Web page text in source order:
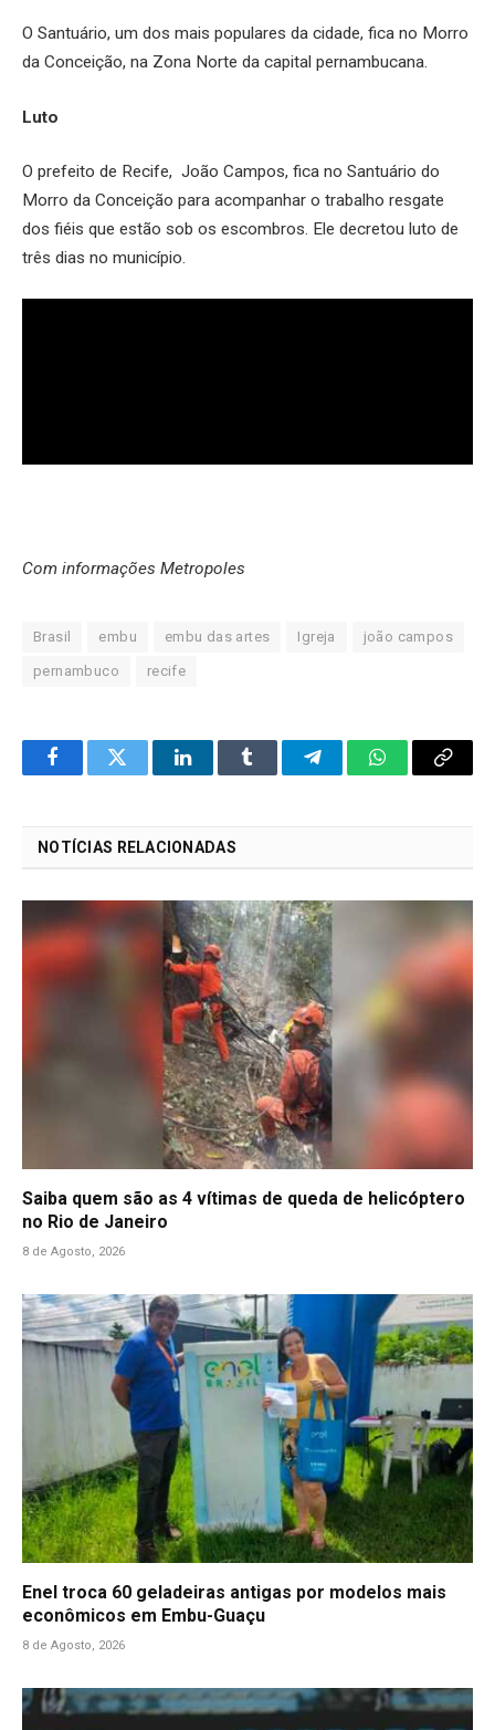
O Santuário, um dos mais populares da cidade, fica no Morro
da Conceição, na Zona Norte da capital pernambucana.
Luto
O prefeito de Recife, João Campos, fica no Santuário do
Morro da Conceição para acompanhar o trabalho resgate
dos fiéis que estão sob os escombros. Ele decretou luto de
três dias no município.
Com informações Metropoles
Brasil embu embu das artes Igreja joão campos
pernambuco recife
FacebookTwitter LinkedInTumblr TelegramWhatsApp
Copy
NOTÍCIAS RELACIONADAS
Saiba quem são as 4 vítimas de queda de helicóptero
no Rio de Janeiro
8 de Agosto, 2026
Enel troca 60 geladeiras antigas por modelos mais
econômicos em Embu-Guaçu
8 de Agosto, 2026